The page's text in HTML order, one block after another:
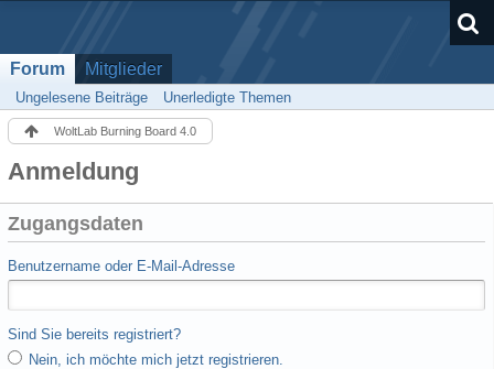
Forum Mitglieder
Ungelesene Beiträge Unerledigte Themen
WoltLab Burning Board 4.0
Anmeldung
Zugangsdaten
Benutzername oder E-Mail-Adresse
Sind Sie bereits registriert?
Nein, ich möchte mich jetzt registrieren.